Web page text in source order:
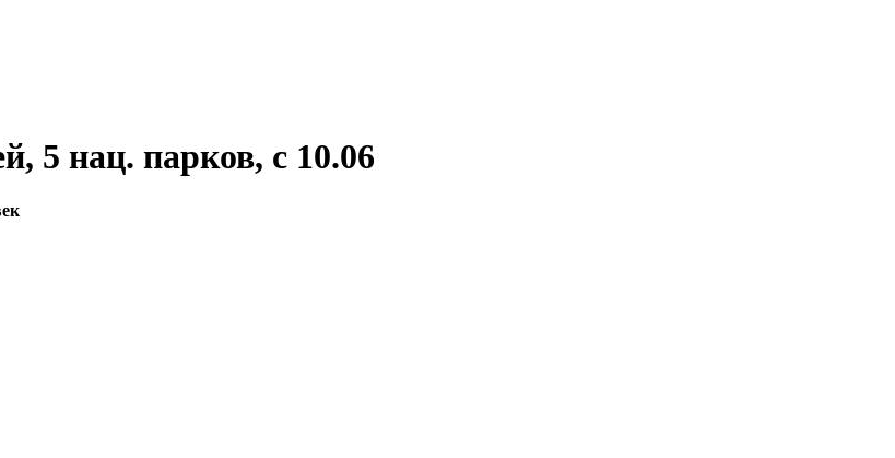
5 нац. парков, с 10.06